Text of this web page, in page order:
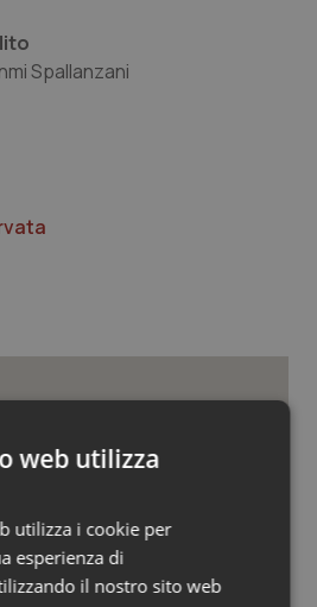
urogenitali
Spallanzani
Congo. Oms e Africa Cdc:
più veloce della risposta”.
4mila casi e 1.801 morti
web utilizza
utilizza i cookie per
esperienza di
il nostro sito web